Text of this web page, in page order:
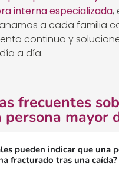
interna especializada,
a cada familia
continuo y
a día.
frecuentes
persona mayor
pueden indicar que una
fracturado tras una caída?